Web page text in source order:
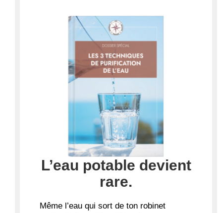
L’eau potable devient
rare.
Même l’eau qui sort de ton robinet